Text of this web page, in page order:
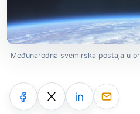
Međunarodna svemirska postaja u